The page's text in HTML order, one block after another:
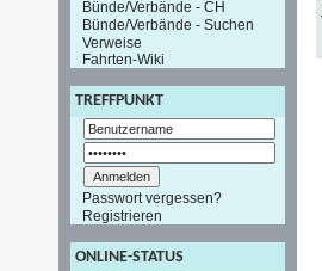
Bünde/Verbände - CH
Bünde/Verbände - Suchen
Verweise
Fahrten-Wiki
TREFFPUNKT
Passwort vergessen?
Registrieren
ONLINE-STATUS